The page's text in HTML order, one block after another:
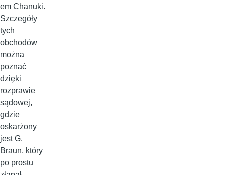
em Chanuki.
Szczegóły
tych
obchodów
można
poznać
dzięki
rozprawie
sądowej,
gdzie
oskarżony
jest G.
Braun, który
po prostu